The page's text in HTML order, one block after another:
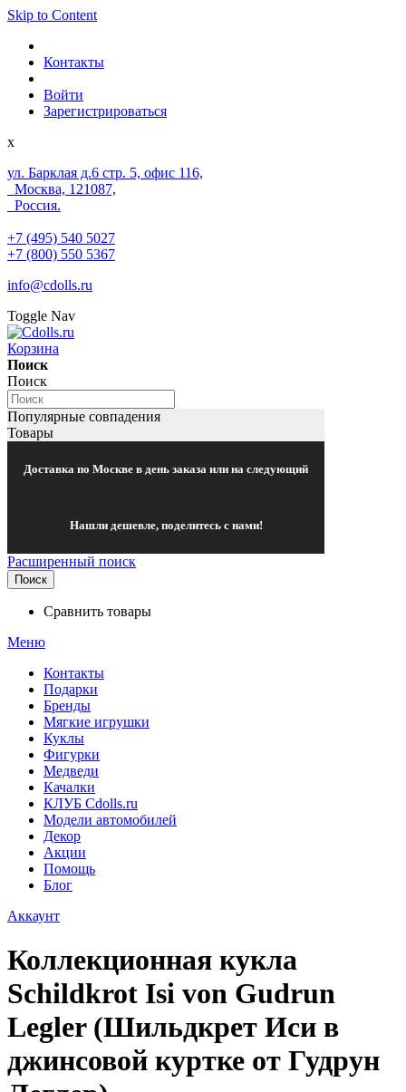
Skip to Content
Контакты
Войти
Зарегистрироваться
x
ул. Барклая д.6 стр. 5, офис 116,
Москва, 121087,
Россия.
+7 (495) 540 5027
+7 (800) 550 5367
info@cdolls.ru
Toggle Nav
Корзина
Поиск
Поиск
Популярные совпадения
Товары
Доставка по Москве в день заказа или на следующий
Нашли дешевле, поделитесь с нами!
Расширенный поиск
Поиск
Сравнить товары
Меню
Контакты
Подарки
Бренды
Мягкие игрушки
Куклы
Фигурки
Медведи
Качалки
КЛУБ Cdolls.ru
Модели автомобилей
Декор
Акции
Помощь
Блог
Аккаунт
Коллекционная кукла
Schildkrot Isi von Gudrun
Legler (Шильдкрет Иси в
джинсовой куртке от Гудрун